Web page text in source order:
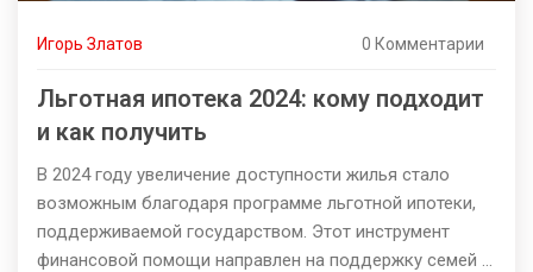
Игорь Златов 0 Комментарии
Льготная ипотека 2024: кому подходит
и как получить
В 2024 году увеличение доступности жилья стало
возможным благодаря программе льготной ипотеки,
поддерживаемой государством. Этот инструмент
финансовой помощи направлен на поддержку семей и